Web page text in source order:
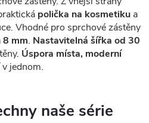
polička na kosmetiku a
Vhodné pro sprchové zástěny
8 mm. Nastavitelná šířka od 30
Úspora místa, moderní
v jednom.
naše série